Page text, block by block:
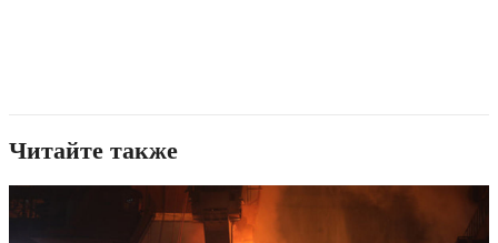
Читайте также